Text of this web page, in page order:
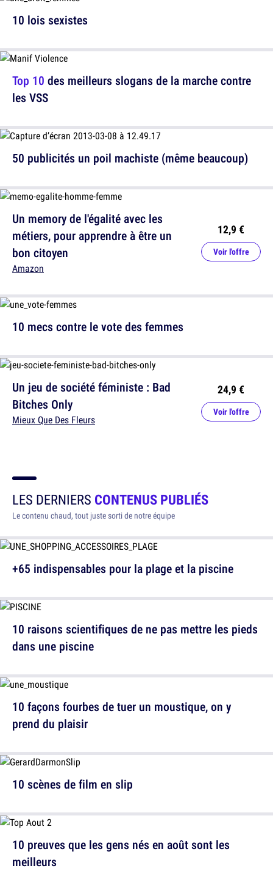
Top 10 des meilleurs slogans de la marche contre
les VSS
Un memory de l'égalité avec les
métiers, pour apprendre à être un
bon citoyen
Amazon
12,9 €
Voir l'offre
Un jeu de société féministe : Bad
Bitches Only
Mieux Que Des Fleurs
24,9 €
Voir l'offre
10 lois sexistes
50 publicités un poil machiste (même beaucoup)
10 mecs contre le vote des femmes
LES DERNIERS CONTENUS PUBLIÉS
Le contenu chaud, tout juste sorti de notre équipe
+65 indispensables pour la plage et la piscine
10 façons fourbes de tuer un moustique, on y
prend du plaisir
10 preuves que les gens nés en août sont les
meilleurs
10 raisons scientifiques de ne pas mettre les pieds
dans une piscine
10 scènes de film en slip